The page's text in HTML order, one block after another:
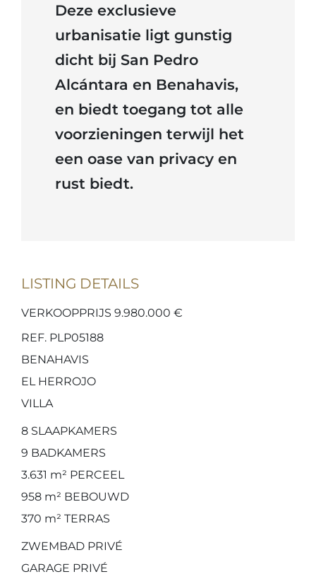
Deze exclusieve
urbanisatie ligt gunstig
dicht bij San Pedro
Alcántara en Benahavis,
en biedt toegang tot alle
voorzieningen terwijl het
een oase van privacy en
rust biedt.
LISTING DETAILS
VERKOOPPRIJS 9.980.000 €
REF. PLP05188
BENAHAVIS
EL HERROJO
VILLA
8 SLAAPKAMERS
9 BADKAMERS
3.631 m² PERCEEL
958 m² BEBOUWD
370 m² TERRAS
ZWEMBAD PRIVÉ
GARAGE PRIVÉ